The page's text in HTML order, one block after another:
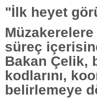
"İlk heyet
süreç
Bakan Çelik,
kodlarını,
belirlemeye